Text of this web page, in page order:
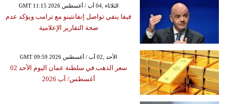
GMT 11:15 2026 الثلاثاء ,04 آب / أغسطس
فيفا ينفي تواصل إنفانتينو مع ترامب ويؤكد عدم
صحة التقارير الإعلامية
GMT 09:59 2026 الأحد ,02 آب / أغسطس
سعر الذهب في سلطنة عمان اليوم الأحد 02
أغسطس/ آب 2026